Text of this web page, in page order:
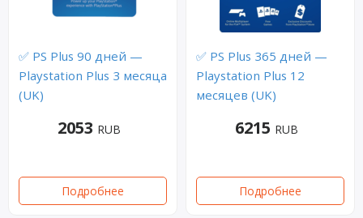
✅ PS Plus 90 дней —
Playstation Plus 3 месяца
(UK)
2053 RUB
Подробнее
✅ PS Plus 365 дней —
Playstation Plus 12
месяцев (UK)
6215 RUB
Подробнее